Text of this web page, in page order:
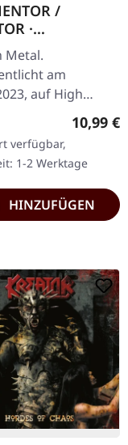
/
·
Demos
'84-'85 |
Metal.
am
auf High
CD im
Roh, ungefiltert
vernichtend –
fängt…
10,99 €
verfügbar,
1-2 Werktage
HINZUFÜGEN